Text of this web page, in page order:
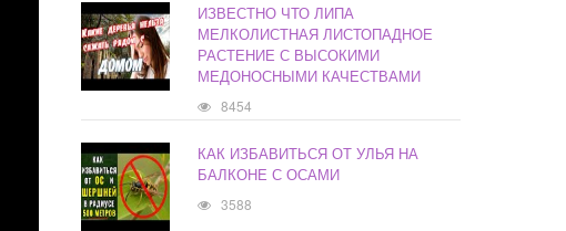
ИЗВЕСТНО ЧТО ЛИПА
МЕЛКОЛИСТНАЯ ЛИСТОПАДНОЕ
РАСТЕНИЕ С ВЫСОКИМИ
МЕДОНОСНЫМИ КАЧЕСТВАМИ
8454
КАК ИЗБАВИТЬСЯ ОТ УЛЬЯ НА
БАЛКОНЕ С ОСАМИ
3588